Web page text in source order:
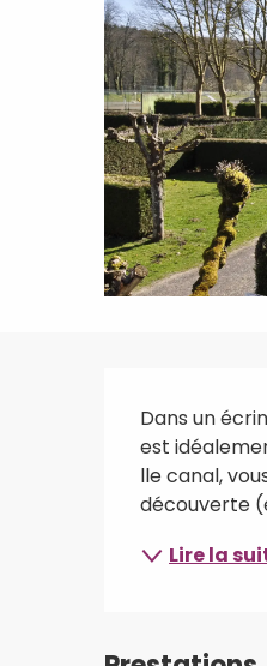
Dans un
est
lle canal,
découverte
Lire la